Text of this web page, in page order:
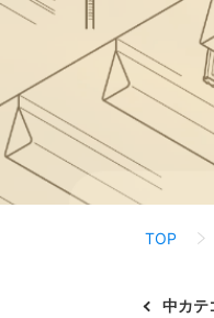
TOP
中カテ